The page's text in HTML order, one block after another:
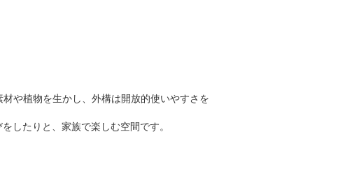
や植物を生かし、外構は開放的使いやすさを
したりと、家族で楽しむ空間です。